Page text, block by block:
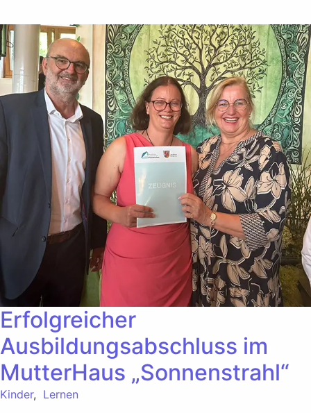
Erfolgreicher
Ausbildungsabschluss im
MutterHaus „Sonnenstrahl“
Kinder, Lernen